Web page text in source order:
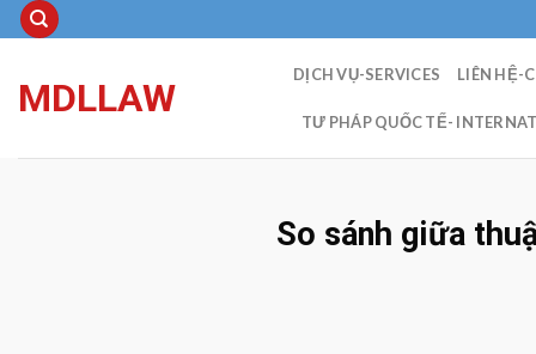
Skip
to
MDLLAW
DỊCH VỤ-SERVICES LIÊN HỆ-
TƯ PHÁP QUỐC TẾ-
So sánh giữa